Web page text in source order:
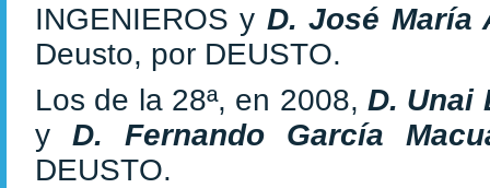
INGENIEROS y D. José María
Deusto, por DEUSTO.
Los de la 28ª, en 2008, D. Unai
y D. Fernando García
DEUSTO.